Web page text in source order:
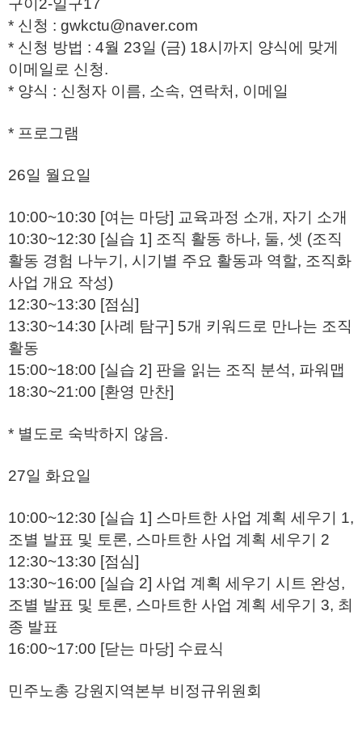
구이2-일구17
* 신청 : gwkctu@naver.com
* 신청 방법 : 4월 23일 (금) 18시까지 양식에 맞게
이메일로 신청.
* 양식 : 신청자 이름, 소속, 연락처, 이메일
* 프로그램
26일 월요일
10:00~10:30 [여는 마당] 교육과정 소개, 자기 소개
10:30~12:30 [실습 1] 조직 활동 하나, 둘, 셋 (조직
활동 경험 나누기, 시기별 주요 활동과 역할, 조직화
사업 개요 작성)
12:30~13:30 [점심]
13:30~14:30 [사례 탐구] 5개 키워드로 만나는 조직
활동
15:00~18:00 [실습 2] 판을 읽는 조직 분석, 파워맵
18:30~21:00 [환영 만찬]
* 별도로 숙박하지 않음.
27일 화요일
10:00~12:30 [실습 1] 스마트한 사업 계획 세우기 1,
조별 발표 및 토론, 스마트한 사업 계획 세우기 2
12:30~13:30 [점심]
13:30~16:00 [실습 2] 사업 계획 세우기 시트 완성,
조별 발표 및 토론, 스마트한 사업 계획 세우기 3, 최
종 발표
16:00~17:00 [닫는 마당] 수료식
민주노총 강원지역본부 비정규위원회